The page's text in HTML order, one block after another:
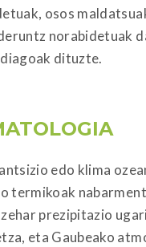
osos
norabidetuak
dituzte.
edo klima
termikoak
prezipitazio
eta Gaubeako